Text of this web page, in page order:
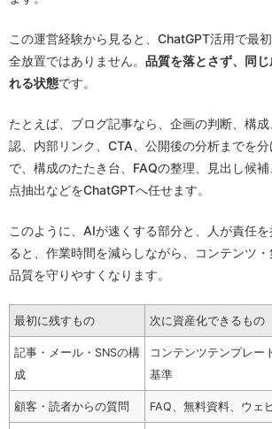
この運営経験から見ると、ChatGPT活用で最
全放置ではありません。 品質を落とさず、同
れる状態です。
たとえば、ブログ記事なら、企画の判断、構
認、内部リンク、CTA、公開後の分析までを分
で、構成のたたき台、FAQの整理、見出し候
点抽出などをChatGPTへ任せます。
このように、AIが速くする部分と、人が責任
ると、作業時間を減らしながら、コンテンツ
品質を守りやすくなります。
最初に残すもの 次に資産化できるもの
記事・メール・SNSの構
成
コンテンツテンプレー
基準
顧客・読者からの質問 FAQ、無料資料、ウェ